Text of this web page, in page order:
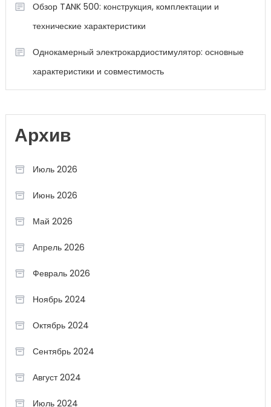
Обзор TANK 500: конструкция, комплектации и
технические характеристики
Однокамерный электрокардиостимулятор: основные
характеристики и совместимость
Архив
Июль 2026
Июнь 2026
Май 2026
Апрель 2026
Февраль 2026
Ноябрь 2024
Октябрь 2024
Сентябрь 2024
Август 2024
Июль 2024